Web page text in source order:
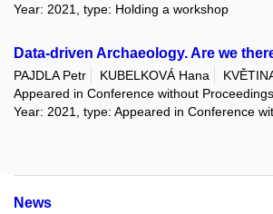
Year: 2021, type: Holding a workshop
Data-driven Archaeology. Are we
PAJDLA Petr KUBELKOVÁ Hana
Appeared in Conference without Proceedings
Year: 2021, type: Appeared in Conference
News